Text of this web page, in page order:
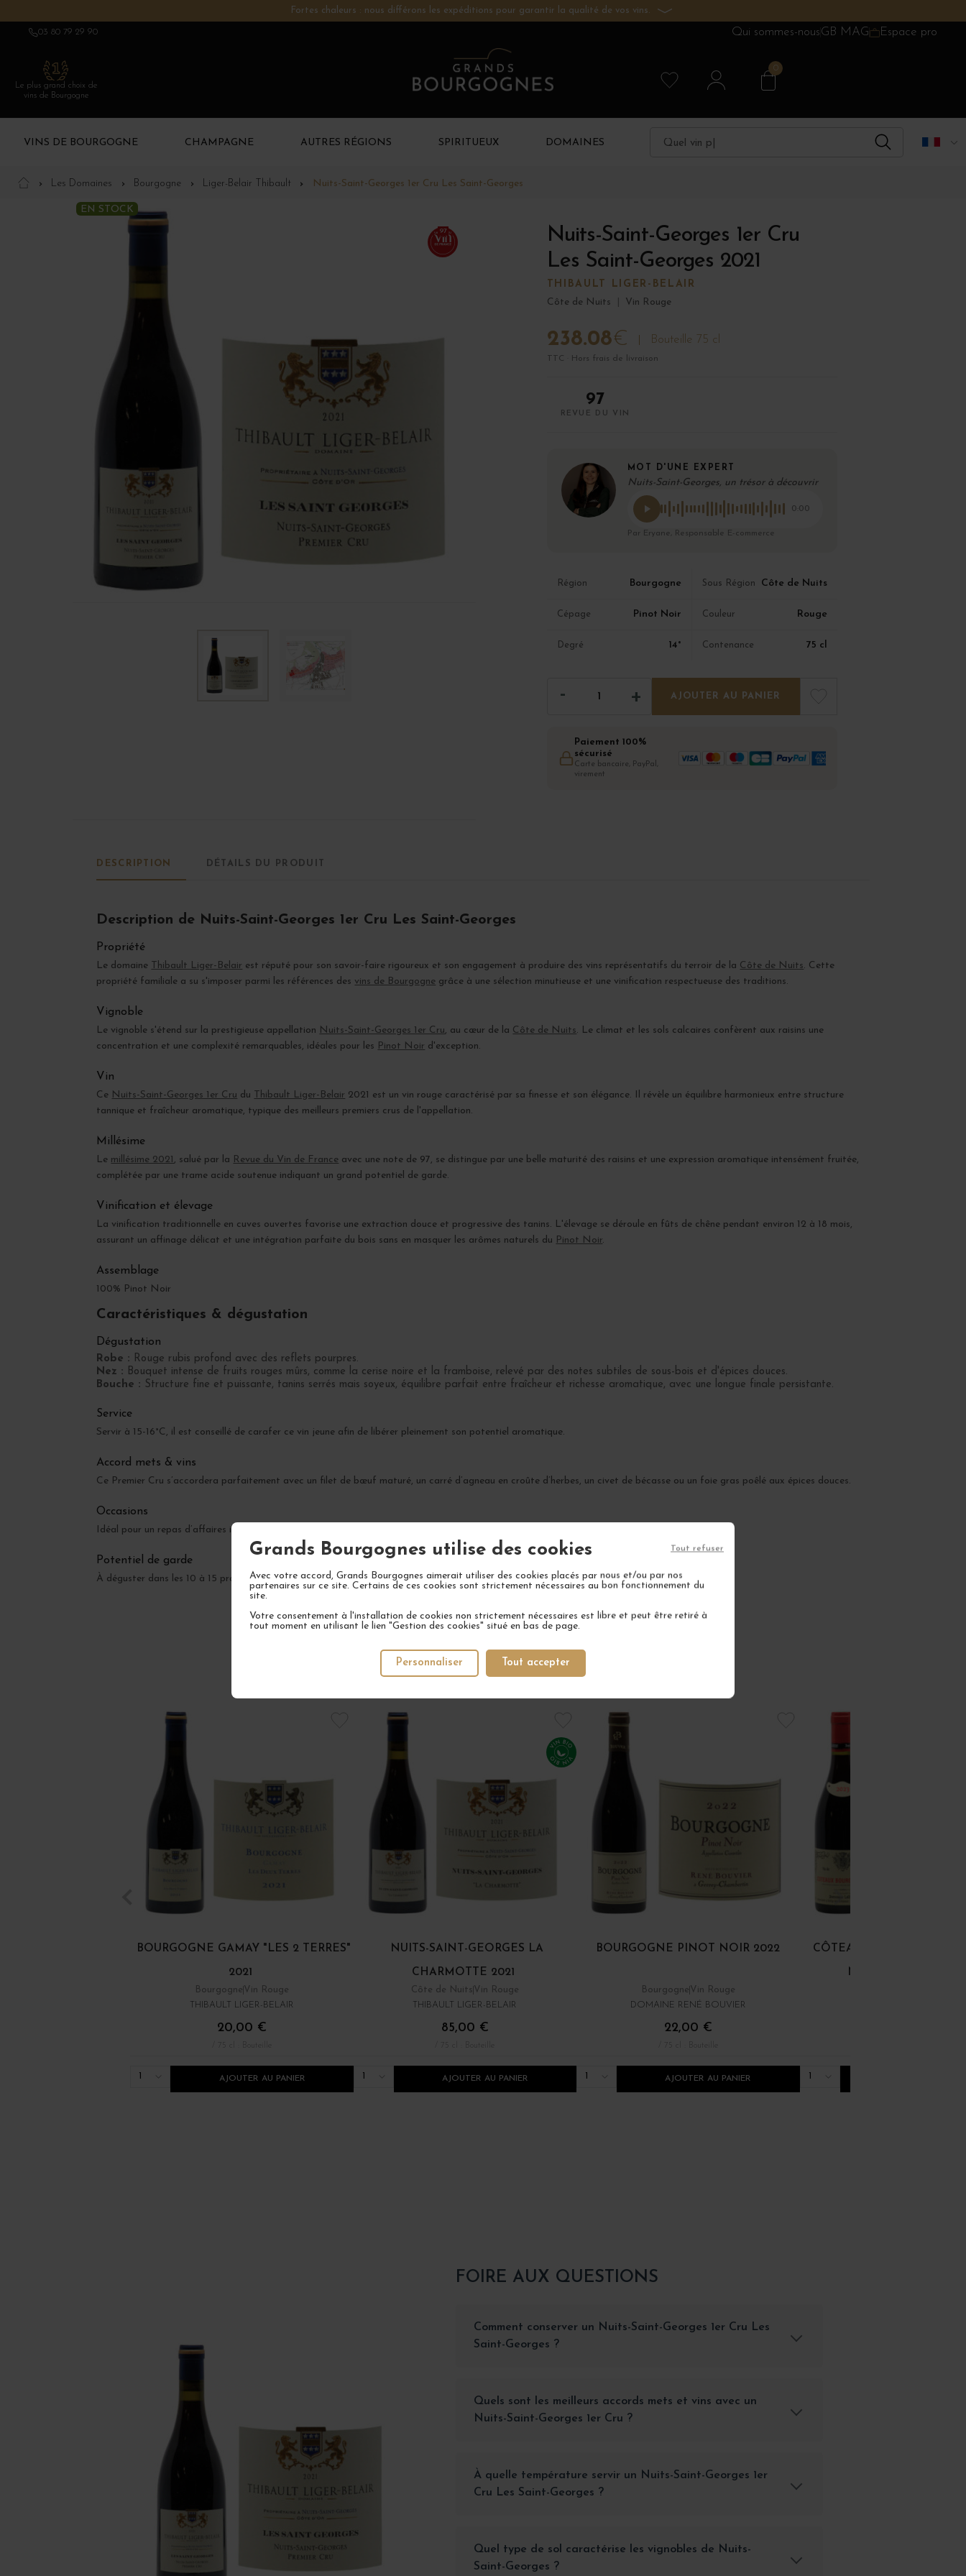
Grands Bourgognes utilise des cookies
Avec votre accord, Grands Bourgognes aimerait utiliser des cookies placés par nous et/ou par nos
partenaires sur ce site. Certains de ces cookies sont strictement nécessaires au bon fonctionnement du
site.
Votre consentement à l'installation de cookies non strictement nécessaires est libre et peut être retiré à
tout moment en utilisant le lien "Gestion des cookies" situé en bas de page.
Tout accepter
Tout refuser
Personnaliser
Fortes chaleurs : nous différons les expéditions pour garantir la qualité de vos vins.
03 80 79 29 90 Qui sommes-nousGB MAG Espace pro
Le plus grand choix de
vins de Bourgogne
0
VINS DE BOURGOGNE CHAMPAGNE AUTRES RÉGIONS SPIRITUEUX DOMAINES
Les Domaines Bourgogne Liger-Belair Thibault Nuits-Saint-Georges 1er Cru Les Saint-Georges
97
EN STOCK
Nuits-Saint-Georges 1er Cru
Les Saint-Georges 2021
THIBAULT LIGER-BELAIR
Côte de Nuits
Vin Rouge
238.08€ Bouteille 75 cl
TTC · Hors frais de livraison
97
REVUE DU VIN
MOT D'UNE EXPERT
Nuits-Saint-Georges, un trésor à découvrir
0:00
Par Eryane, Responsable E-commerce
Région Bourgogne Sous Région Côte de Nuits
Cépage Pinot Noir Couleur Rouge
Degré 14° Contenance 75 cl
AJOUTER AU PANIER
Paiement 100%
sécurisé
Carte bancaire, PayPal,
virement
DESCRIPTION DÉTAILS DU PRODUIT
Description de Nuits-Saint-Georges 1er Cru Les Saint-Georges
Propriété
Le domaine Thibault Liger-Belair est réputé pour son savoir-faire rigoureux et son engagement à produire des vins représentatifs du terroir de la Côte de Nuits. Cette
propriété familiale a su s'imposer parmi les références des vins de Bourgogne grâce à une sélection minutieuse et une vinification respectueuse des traditions.
Vignoble
Le vignoble s'étend sur la prestigieuse appellation Nuits-Saint-Georges 1er Cru, au cœur de la Côte de Nuits. Le climat et les sols calcaires confèrent aux raisins une
concentration et une complexité remarquables, idéales pour les Pinot Noir d'exception.
Vin
Ce Nuits-Saint-Georges 1er Cru du Thibault Liger-Belair 2021 est un vin rouge caractérisé par sa finesse et son élégance. Il révèle un équilibre harmonieux entre structure
tannique et fraîcheur aromatique, typique des meilleurs premiers crus de l'appellation.
Millésime
Le millésime 2021 , salué par la Revue du Vin de France avec une note de 97, se distingue par une belle maturité des raisins et une expression aromatique intensément fruitée,
complétée par une trame acide soutenue indiquant un grand potentiel de garde.
Vinification et élevage
La vinification traditionnelle en cuves ouvertes favorise une extraction douce et progressive des tanins. L'élevage se déroule en fûts de chêne pendant environ 12 à 18 mois,
assurant un affinage délicat et une intégration parfaite du bois sans en masquer les arômes naturels du Pinot Noir.
Assemblage
100% Pinot Noir
Caractéristiques & dégustation
Dégustation
Robe : Rouge rubis profond avec des reflets pourpres.
Nez : Bouquet intense de fruits rouges mûrs, comme la cerise noire et la framboise, relevé par des notes subtiles de sous-bois et d'épices douces.
Bouche : Structure fine et puissante, tanins serrés mais soyeux, équilibre parfait entre fraîcheur et richesse aromatique, avec une longue finale persistante.
Service
Servir à 15-16°C, il est conseillé de carafer ce vin jeune afin de libérer pleinement son potentiel aromatique.
Accord mets & vins
Ce Premier Cru s’accordera parfaitement avec un filet de bœuf maturé, un carré d’agneau en croûte d’herbes, un civet de bécasse ou un foie gras poêlé aux épices douces.
Occasions
Idéal pour un repas d’affaires important, un anniversaire de mariage ou un déjeuner convivial entre amateurs de vins fins.
Potentiel de garde
À déguster dans les 10 à 15 prochaines années, avec un apogée attendu entre 2030 et 2040.
BOURGOGNE GAMAY "LES 2 TERRES"
2021
Bourgogne Vin Rouge
THIBAULT LIGER-BELAIR
20,00 €
AJOUTER AU PANIER
NUITS-SAINT-GEORGES LA
CHARMOTTE 2021
Côte de Nuits Vin Rouge
THIBAULT LIGER-BELAIR
85,00 €
AJOUTER AU PANIER
BOURGOGNE PINOT NOIR 2022
Bourgogne Vin Rouge
DOMAINE RENÉ BOUVIER
22,00 €
AJOUTER AU PANIER
CÔTEAUX
FOIRE AUX QUESTIONS
Comment conserver un Nuits-Saint-Georges 1er Cru Les
Saint-Georges ?
Quels sont les meilleurs accords mets et vins avec un
Nuits-Saint-Georges 1er Cru ?
À quelle température servir un Nuits-Saint-Georges 1er
Cru Les Saint-Georges ?
Quel type de sol caractérise les vignobles de Nuits-
Saint-Georges ?